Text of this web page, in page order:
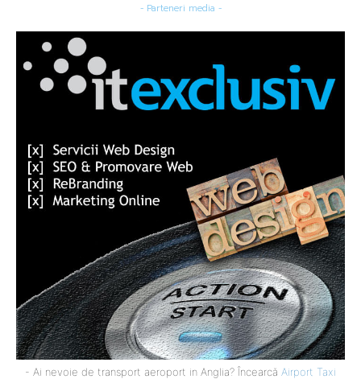
- Parteneri media -
- Ai nevoie de transport aeroport in Anglia? Încearcă Airport Taxi